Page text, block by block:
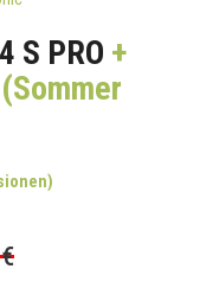
S PRO +